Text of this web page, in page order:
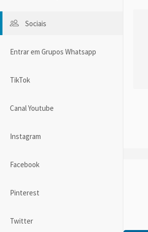
Sociais
Entrar em Grupos Whatsapp
TikTok
Canal Youtube
Instagram
Facebook
Pinterest
Twitter